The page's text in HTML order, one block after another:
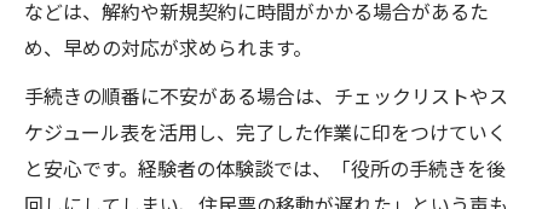
などは、解約や新規契約に時間がかかる場合があるた
め、早めの対応が求められます。
手続きの順番に不安がある場合は、チェックリストやス
ケジュール表を活用し、完了した作業に印をつけていく
と安心です。経験者の体験談では、「役所の手続きを後